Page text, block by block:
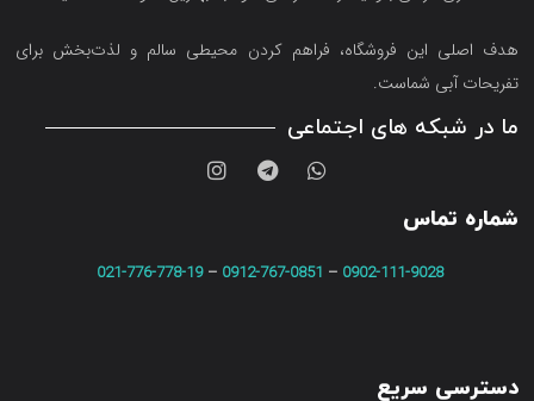
هدف اصلی این فروشگاه‌، فراهم کردن محیطی سالم و لذت‌بخش برای
تفریحات آبی شماست.
ما در شبکه های اجتماعی
شماره تماس
0902-111-9028
–
0912-767-0851
–
021-776-778-19
دسترسی سریع